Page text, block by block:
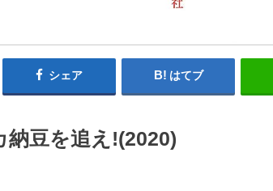
シェア はてブ
納豆を追え!(2020)